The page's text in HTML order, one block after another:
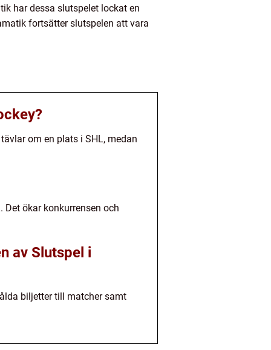
har dessa slutspelet lockat en
fortsätter slutspelen att vara
om en plats i SHL, medan
ökar konkurrensen och
av Slutspel i
biljetter till matcher samt